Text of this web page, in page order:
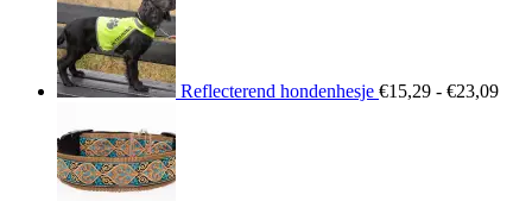
Reflecterend hondenhesje €15,29 - €23,09